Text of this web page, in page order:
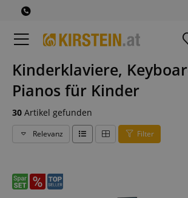
Kinderklaviere,
Pianos für Kinder
30 Artikel gefunden
Relevanz Filter